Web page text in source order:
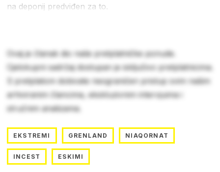
na deponij predviđen za to.
Ovaj je članak dio naše pretplatničke ponude.
Cjelokupni sadržaj dostupan je isključivo pretplatnicima.
S pretplatom dobivate neograničen pristup svim našim
arhiviranim člancima, ekskluzivnim intervjuima i
stručnim analizama.
EKSTREMI GRENLAND NIAQORNAT
INCEST ESKIMI